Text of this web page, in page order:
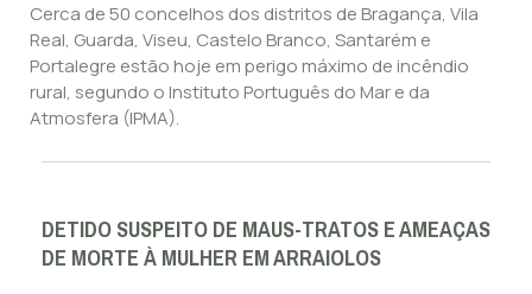
Cerca de 50 concelhos dos distritos de Bragança, Vila
Real, Guarda, Viseu, Castelo Branco, Santarém e
Portalegre estão hoje em perigo máximo de incêndio
rural, segundo o Instituto Português do Mar e da
Atmosfera (IPMA).
DETIDO SUSPEITO DE MAUS-TRATOS E AMEAÇAS
DE MORTE À MULHER EM ARRAIOLOS